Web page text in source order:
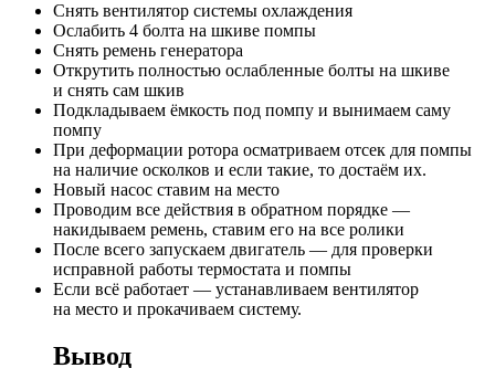
Снять вентилятор системы охлаждения
Ослабить 4 болта на шкиве помпы
Снять ремень генератора
Открутить полностью ослабленные болты на шкиве
и снять сам шкив
Подкладываем ёмкость под помпу и вынимаем саму
помпу
При деформации ротора осматриваем отсек для помпы
на наличие осколков и если такие, то достаём их.
Новый насос ставим на место
Проводим все действия в обратном порядке —
накидываем ремень, ставим его на все ролики
После всего запускаем двигатель — для проверки
исправной работы термостата и помпы
Если всё работает — устанавливаем вентилятор
на место и прокачиваем систему.
Вывод